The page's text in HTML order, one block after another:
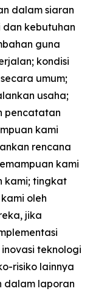
dalam siaran
dan kebutuhan
guna
kondisi
umum;
usaha;
pencatatan
kami
rencana
kami
kami; tingkat
oleh
jika
teknologi
risiko lainnya
dalam laporan